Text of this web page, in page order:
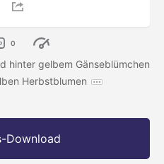
0
hinter gelbem Gänseblümchen
Herbstblumen
Download